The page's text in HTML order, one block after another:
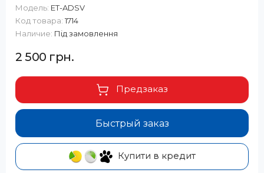
Модель: ET-ADSV
Код товара: 1714
Наличие: Під замовлення
2 500 грн.
Быстрый заказ
Предзаказ
Купити в кредит